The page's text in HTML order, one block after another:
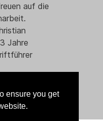
ensure you get
auf die
Jahre